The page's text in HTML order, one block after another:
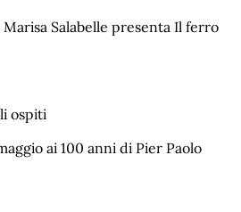
Salabelle presenta Il ferro
ospiti
ai 100 anni di Pier Paolo